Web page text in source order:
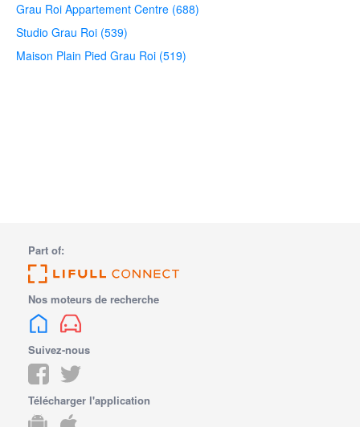
Grau Roi Appartement Centre (688)
Studio Grau Roi (539)
Maison Plain Pied Grau Roi (519)
Part of:
Nos moteurs de recherche
Suivez-nous
Télécharger l'application